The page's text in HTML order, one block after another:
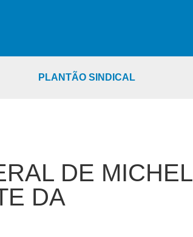
PLANTÃO SINDICAL
DE MICHEL
DA